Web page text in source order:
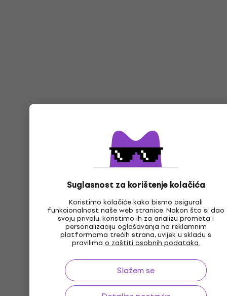
Suglasnost za korištenje kolačića
Koristimo kolačiće kako bismo osigurali
funkcionalnost naše web stranice. Nakon što si dao
svoju privolu, koristimo ih za analizu prometa i
personalizaciju oglašavanja na reklamnim
platformama trećih strana, uvijek u skladu s
pravilima o zaštiti osobnih podataka.
Slažem se